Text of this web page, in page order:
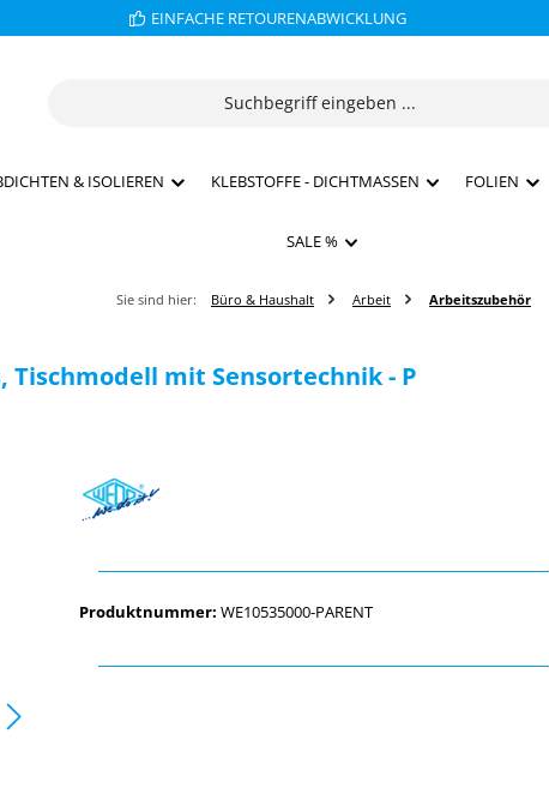
EINFACHE RETOURENABWICKLUNG
& ISOLIEREN KLEBSTOFFE - DICHTMASSEN FOLIEN
SALE %
Sie sind hier: Büro & Haushalt Arbeit Arbeitszubehör
Tischmodell mit Sensortechnik - P
Produktnummer: WE10535000-PARENT